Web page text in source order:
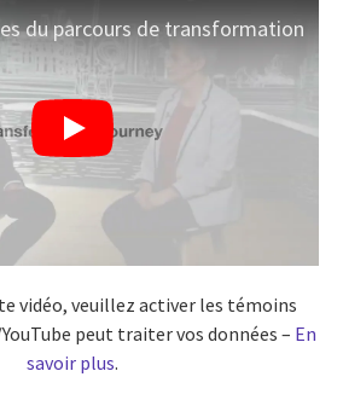
du parcours de transformation
vidéo, veuillez activer les témoins
peut traiter vos données – En
savoir plus.